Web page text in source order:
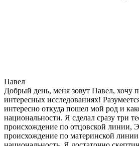
Павел
Добрый день, меня зовут Павел, хочу
интересных исследованиях!
интересно откуда пошел мой род и
национальности. Я сделал сразу три
происхождение по отцовской линии,
происхождение по материнской